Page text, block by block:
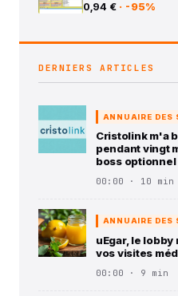
0,94 € · -95%
DERNIERS ARTICLES
ANNUAIRE DES
Cristolink m'a
pendant vingt
boss optionnel
00:00 · 10 min
ANNUAIRE DES
uEgar, le
vos visites
00:00 · 9 min